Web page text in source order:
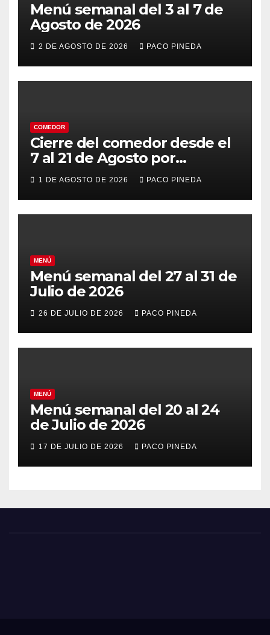
Menú semanal del 3 al 7 de
Agosto de 2026
2 DE AGOSTO DE 2026 PACO PINEDA
COMEDOR
Cierre del comedor desde el
7 al 21 de Agosto por
vacaciones
1 DE AGOSTO DE 2026 PACO PINEDA
MENÚ
Menú semanal del 27 al 31 de
Julio de 2026
26 DE JULIO DE 2026 PACO PINEDA
MENÚ
Menú semanal del 20 al 24
de Julio de 2026
17 DE JULIO DE 2026 PACO PINEDA